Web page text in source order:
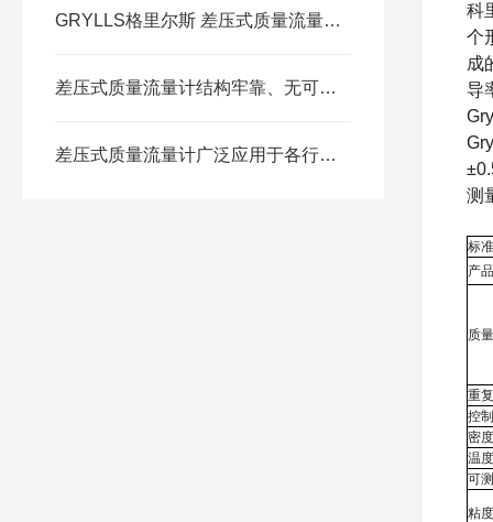
GRYLLS格里尔斯 差压式质量流量计/控制器
差压式质量流量计结构牢靠、无可动部件，维修方便
差压式质量流量计广泛应用于各行业领域
科
个
成
导
测
标
产
质
重
控
密
温
可
粘